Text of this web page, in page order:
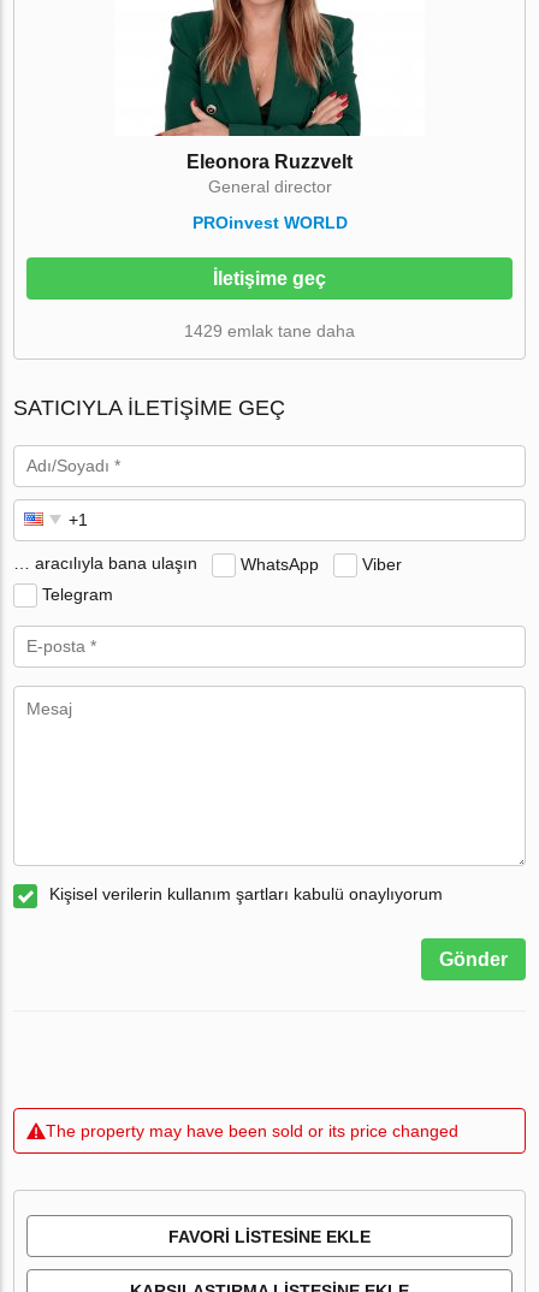
Eleonora Ruzzvelt
General director
PROinvest WORLD
İletişime geç
1429 emlak tane daha
SATICIYLA ILETIŞIME GEÇ
… aracılıyla bana ulaşın WhatsApp
Viber
Telegram
Kişisel verilerin kullanım şartları kabulü onaylıyorum
Gönder
The property may have been sold or its price changed
FAVORI LISTESINE EKLE